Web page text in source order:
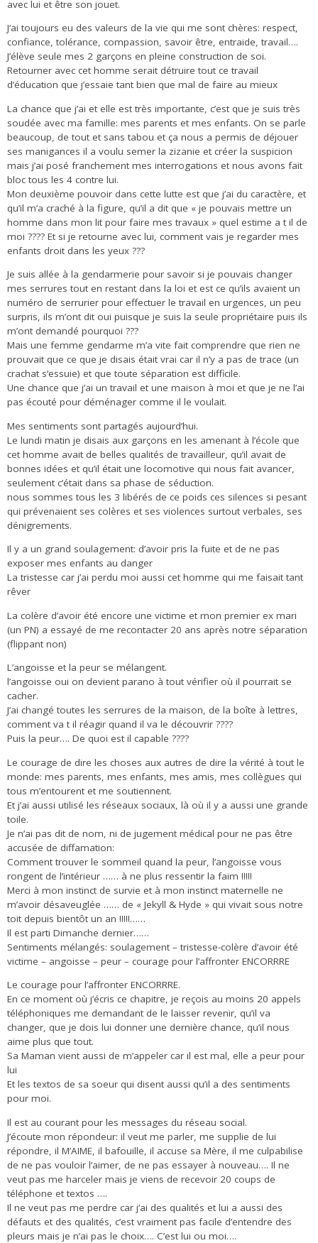
avec lui et être son jouet.
J’ai toujours eu des valeurs de la vie qui me sont chères: respect,
confiance, tolérance, compassion, savoir être, entraide, travail….
J’élève seule mes 2 garçons en pleine construction de soi.
Retourner avec cet homme serait détruire tout ce travail
d’éducation que j’essaie tant bien que mal de faire au mieux
La chance que j’ai et elle est très importante, c’est que je suis très
soudée avec ma famille: mes parents et mes enfants. On se parle
beaucoup, de tout et sans tabou et ça nous a permis de déjouer
ses manigances il a voulu semer la zizanie et créer la suspicion
mais j’ai posé franchement mes interrogations et nous avons fait
bloc tous les 4 contre lui.
Mon deuxième pouvoir dans cette lutte est que j’ai du caractère, et
qu’il m’a craché à la figure, qu’il a dit que « je pouvais mettre un
homme dans mon lit pour faire mes travaux » quel estime a t il de
moi ???? Et si je retourne avec lui, comment vais je regarder mes
enfants droit dans les yeux ???
Je suis allée à la gendarmerie pour savoir si je pouvais changer
mes serrures tout en restant dans la loi et est ce qu’ils avaient un
numéro de serrurier pour effectuer le travail en urgences, un peu
surpris, ils m’ont dit oui puisque je suis la seule propriétaire puis ils
m’ont demandé pourquoi ???
Mais une femme gendarme m’a vite fait comprendre que rien ne
prouvait que ce que je disais était vrai car il n’y a pas de trace (un
crachat s’essuie) et que toute séparation est difficile.
Une chance que j’ai un travail et une maison à moi et que je ne l’ai
pas écouté pour déménager comme il le voulait.
Mes sentiments sont partagés aujourd’hui.
Le lundi matin je disais aux garçons en les amenant à l’école que
cet homme avait de belles qualités de travailleur, qu’il avait de
bonnes idées et qu’il était une locomotive qui nous fait avancer,
seulement c’était dans sa phase de séduction.
nous sommes tous les 3 libérés de ce poids ces silences si pesant
qui prévenaient ses colères et ses violences surtout verbales, ses
dénigrements.
Il y a un grand soulagement: d’avoir pris la fuite et de ne pas
exposer mes enfants au danger
La tristesse car j’ai perdu moi aussi cet homme qui me faisait tant
rêver
La colère d’avoir été encore une victime et mon premier ex mari
(un PN) a essayé de me recontacter 20 ans après notre séparation
(flippant non)
L’angoisse et la peur se mélangent.
l’angoisse oui on devient parano à tout vérifier où il pourrait se
cacher.
J’ai changé toutes les serrures de la maison, de la boîte à lettres,
comment va t il réagir quand il va le découvrir ????
Puis la peur…. De quoi est il capable ????
Le courage de dire les choses aux autres de dire la vérité à tout le
monde: mes parents, mes enfants, mes amis, mes collègues qui
tous m’entourent et me soutiennent.
Et j’ai aussi utilisé les réseaux sociaux, là où il y a aussi une grande
toile.
Je n’ai pas dit de nom, ni de jugement médical pour ne pas être
accusée de diffamation:
Comment trouver le sommeil quand la peur, l’angoisse vous
rongent de l’intérieur …… à ne plus ressentir la faim !!!!!
Merci à mon instinct de survie et à mon instinct maternelle ne
m’avoir désaveuglée …… de « Jekyll & Hyde » qui vivait sous notre
toit depuis bientôt un an !!!!!……
Il est parti Dimanche dernier……
Sentiments mélangés: soulagement – tristesse-colère d’avoir été
victime – angoisse – peur – courage pour l’affronter ENCORRRE
Le courage pour l’affronter ENCORRRE.
En ce moment où j’écris ce chapitre, je reçois au moins 20 appels
téléphoniques me demandant de le laisser revenir, qu’il va
changer, que je dois lui donner une dernière chance, qu’il nous
aime plus que tout.
Sa Maman vient aussi de m’appeler car il est mal, elle a peur pour
lui
Et les textos de sa soeur qui disent aussi qu’il a des sentiments
pour moi.
Il est au courant pour les messages du réseau social.
J’écoute mon répondeur: il veut me parler, me supplie de lui
répondre, il M’AIME, il bafouille, il accuse sa Mère, il me culpabilise
de ne pas vouloir l’aimer, de ne pas essayer à nouveau…. Il ne
veut pas me harceler mais je viens de recevoir 20 coups de
téléphone et textos ….
Il ne veut pas me perdre car j’ai des qualités et lui a aussi des
défauts et des qualités, c’est vraiment pas facile d’entendre des
pleurs mais je n’ai pas le choix…. C’est lui ou moi….